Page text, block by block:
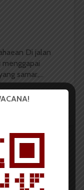
Di jalan
menggapai
samar,...
1 menit waktu baca
Bagi